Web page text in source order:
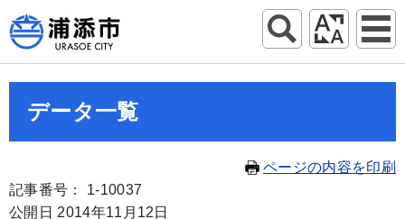
データ一覧
ページの内容を印刷
記事番号： 1-10037
公開日 2014年11月12日